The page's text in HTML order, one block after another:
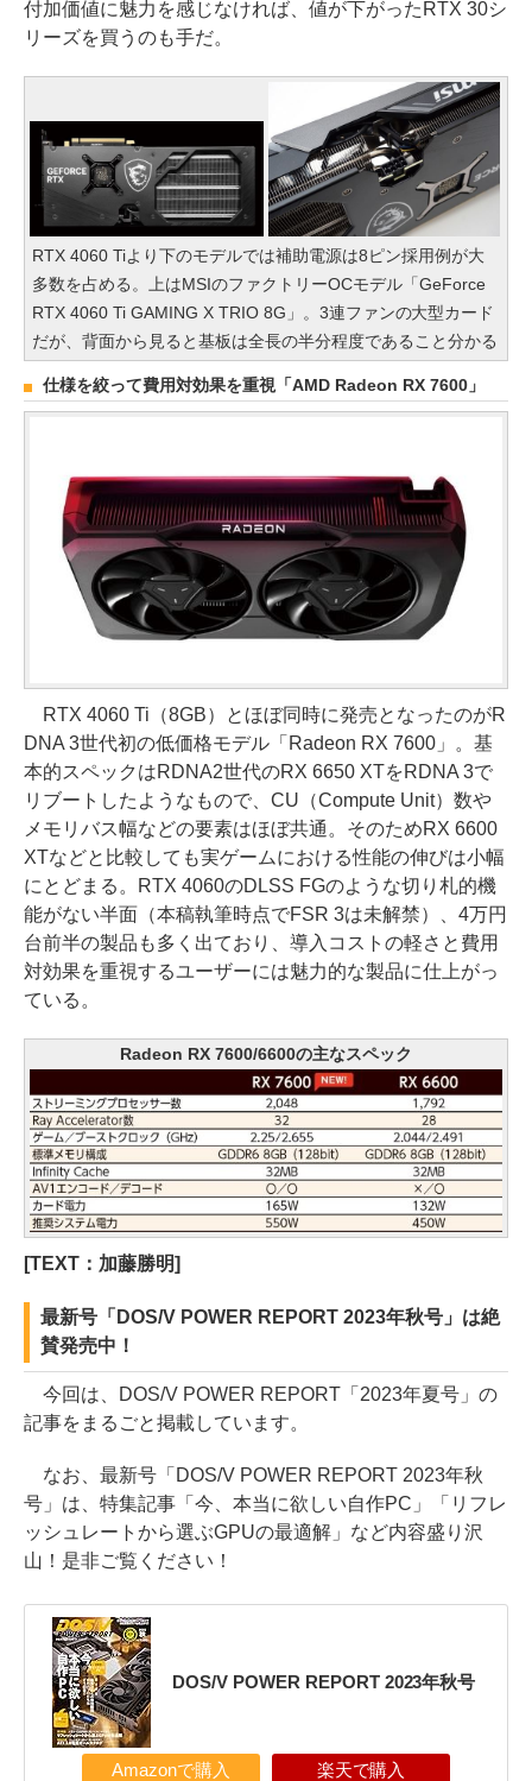
付加価値に魅力を感じなければ、値が下がったRTX 30シ
リーズを買うのも手だ。
RTX 4060 Tiより下のモデルでは補助電源は8ピン採用例が大
多数を占める。上はMSIのファクトリーOCモデル「GeForce
RTX 4060 Ti GAMING X TRIO 8G」。3連ファンの大型カード
だが、背面から見ると基板は全長の半分程度であること分かる
仕様を絞って費用対効果を重視「AMD Radeon RX 7600」
RTX 4060 Ti（8GB）とほぼ同時に発売となったのがR
DNA 3世代初の低価格モデル「Radeon RX 7600」。基
本的スペックはRDNA2世代のRX 6650 XTをRDNA 3で
リブートしたようなもので、CU（Compute Unit）数や
メモリバス幅などの要素はほぼ共通。そのためRX 6600
XTなどと比較しても実ゲームにおける性能の伸びは小幅
にとどまる。RTX 4060のDLSS FGのような切り札的機
能がない半面（本稿執筆時点でFSR 3は未解禁）、4万円
台前半の製品も多く出ており、導入コストの軽さと費用
対効果を重視するユーザーには魅力的な製品に仕上がっ
ている。
Radeon RX 7600/6600の主なスペック
[TEXT：加藤勝明]
最新号「DOS/V POWER REPORT 2023年秋号」は絶
賛発売中！
今回は、DOS/V POWER REPORT「2023年夏号」の
記事をまるごと掲載しています。
なお、最新号「DOS/V POWER REPORT 2023年秋
号」は、特集記事「今、本当に欲しい自作PC」「リフレ
ッシュレートから選ぶGPUの最適解」など内容盛り沢
山！是非ご覧ください！
DOS/V POWER REPORT 2023年秋号
Amazonで購入 楽天で購入